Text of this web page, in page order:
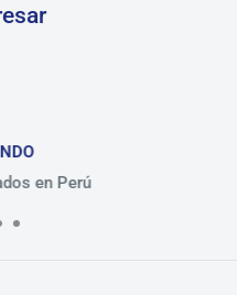
Presentes en el mercado